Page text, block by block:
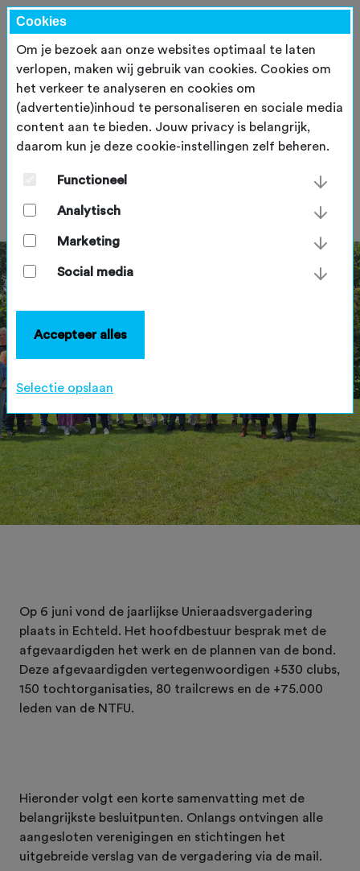
Terugblik Unieraad 2026
maandag 15 juni 2026
Op 6 juni vond de jaarlijkse Unieraadsvergadering
plaats in Echteld. Het hoofdbestuur besprak met de
afgevaardigden het werk en de plannen van de bond.
Deze afgevaardigden vertegenwoordigen +530 clubs,
150 tochtorganisaties, 80 trailcrews en de +75.000
leden van de NTFU.
Hieronder volgt een korte samenvatting met de
belangrijkste besluitpunten. Onlangs ontvingen alle
aangesloten verenigingen en stichtingen het
uitgebreide verslag van de vergadering via de mail.
Cookies
Om je bezoek aan onze websites optimaal te laten
verlopen, maken wij gebruik van cookies. Cookies om
het verkeer te analyseren en cookies om
(advertentie)inhoud te personaliseren en sociale media
content aan te bieden. Jouw privacy is belangrijk,
daarom kun je deze cookie-instellingen zelf beheren.
Functioneel
Analytisch
Marketing
Social media
Accepteer alles
Selectie opslaan